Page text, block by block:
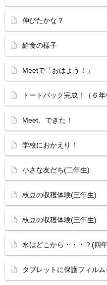
伸びたかな？
給食の様子
Meetで「おはよう！」
トートバック完成！（６年
Meet、できた！
学校におかえり！
小さな友だち(二年生)
枝豆の収穫体験(三年生)
枝豆の収穫体験(三年生)
水はどこから・・・？(四
タブレットに保護フィル